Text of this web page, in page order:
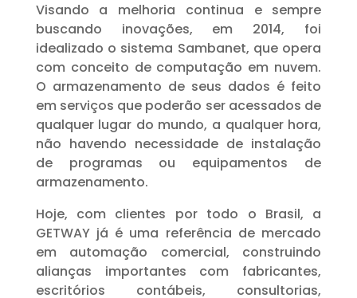
Visando a melhoria continua e sempre
buscando inovações, em 2014, foi
idealizado o sistema Sambanet, que opera
com conceito de computação em nuvem.
O armazenamento de seus dados é feito
em serviços que poderão ser acessados de
qualquer lugar do mundo, a qualquer hora,
não havendo necessidade de instalação
de programas ou equipamentos de
armazenamento.
Hoje, com clientes por todo o Brasil, a
GETWAY já é uma referência de mercado
em automação comercial, construindo
alianças importantes com fabricantes,
escritórios contábeis, consultorias,